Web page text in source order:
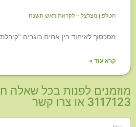
הטלפון מצלצל – לקראת ראש השנה
מסכסוך לאיחוד בין אחים בוגרים "קיבלתי
קרא עוד »
3117123 או צרו קשר